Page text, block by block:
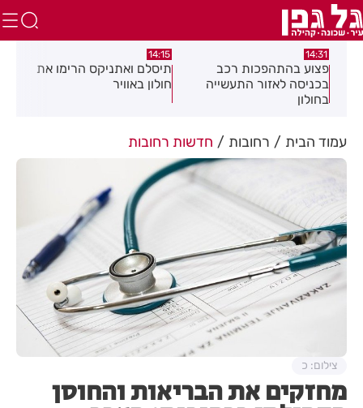
14:31
פצוע בהתהפכות רכב
בכניסה לאזור התעשייה
בחולון
14:15
תיסלם ואתניקס הרימו את
חולון באוויר
עמוד הבית רחובות חדשות רחובות
מחזקים את הבריאות והחוסן
צילום: כ